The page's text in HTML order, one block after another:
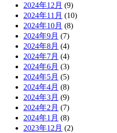
2024年12月 (9)
2024年11月 (10)
2024年10月 (8)
2024年9月 (7)
2024年8月 (4)
2024年7月 (4)
2024年6月 (3)
2024年5月 (5)
2024年4月 (8)
2024年3月 (9)
2024年2月 (7)
2024年1月 (8)
2023年12月 (2)